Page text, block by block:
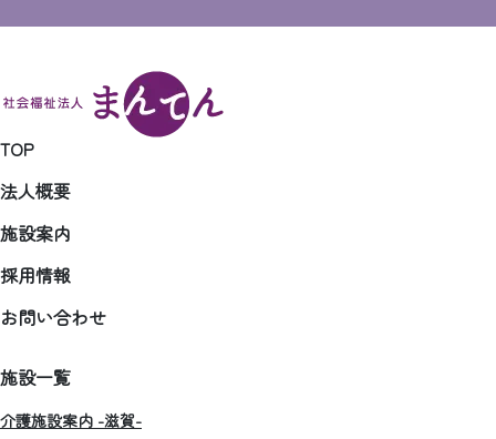
TOP
法人概要
施設案内
採用情報
お問い合わせ
施設一覧
介護施設案内 -滋賀-